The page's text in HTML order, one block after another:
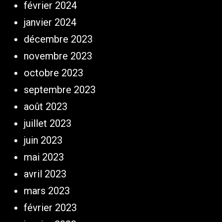
février 2024
janvier 2024
décembre 2023
novembre 2023
octobre 2023
septembre 2023
août 2023
juillet 2023
juin 2023
mai 2023
avril 2023
mars 2023
février 2023